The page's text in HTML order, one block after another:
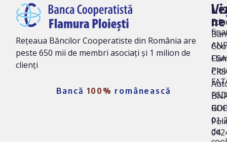
Rețeaua Băncilor Cooperatiste din România are
peste 650 mii de membri asociați și 1 milion de
clienți
Bancă 100% românească
ne
01-
de